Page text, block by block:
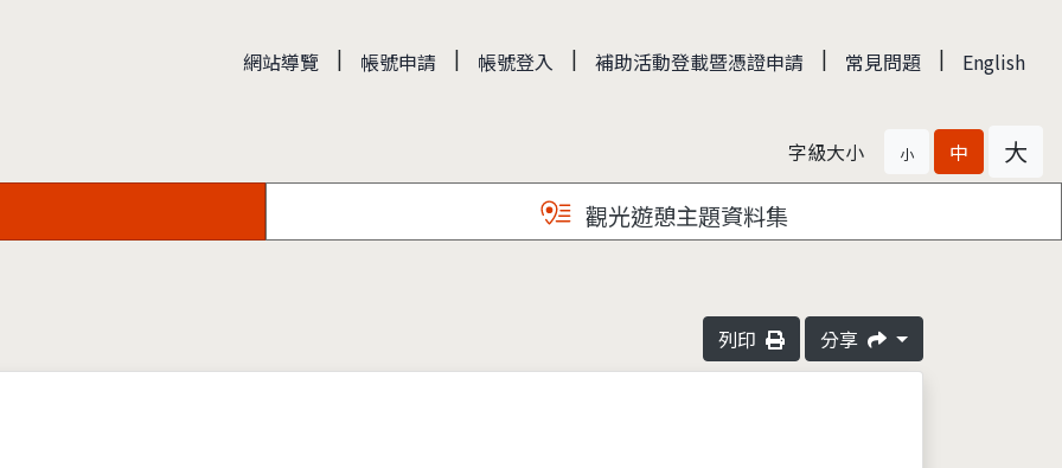
網站導覽 | 帳號申請 | 帳號登入 | 補助活動登載暨憑證申請 | 常見問題 | English
字級大小 小 中 大
觀光遊憩主題資料集
列印 分享